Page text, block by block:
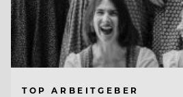
TOP ARBEITGEBER